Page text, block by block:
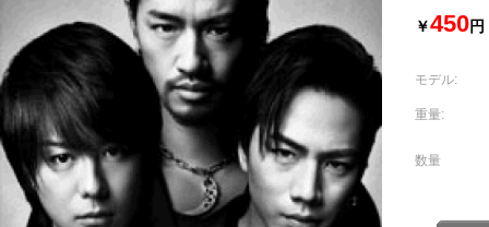
￥450円
モデル:
重量:
数量